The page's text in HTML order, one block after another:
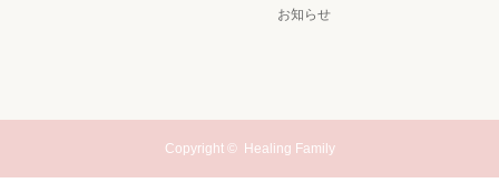
お知らせ
Copyright © Healing Family